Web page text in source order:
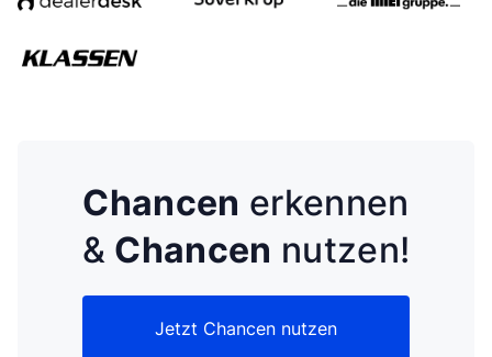
Chancen erkennen
& Chancen nutzen!
Jetzt Chancen nutzen